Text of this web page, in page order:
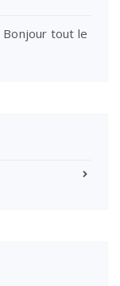
Bonjour tout le